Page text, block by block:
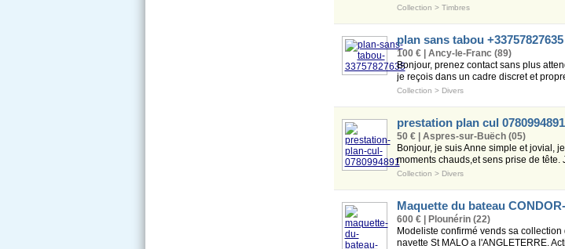
Collection > Timbres
plan sans tabou +33757827635
100 € | Ancy-le-Franc (89)
Bonjour, prenez contact sans plus
je reçois dans un cadre discret et
Collection > Divers
prestation plan cul 0780994891
50 € | Aspres-sur-Buëch (05)
Bonjour, je suis Anne simple et jovial,
moments chauds,et sens prise de tête.
Collection > Divers
Maquette du bateau
600 € | Plounérin (22)
Modeliste confirmé vends sa
navette St MALO a l'ANGLETERRE.